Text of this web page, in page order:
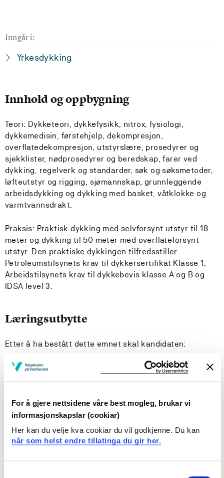
For å gjere nettsidene våre best mogleg, brukar vi
informasjonskapslar (cookiar)
Her kan du velje kva cookiar du vil godkjenne. Du kan
når som helst endre tillatinga du gir her.
Inngår i:
Yrkesdykking
Innhold og oppbygning
Teori: Dykketeori, dykkefysikk, nitrox, fysiologi,
dykkemedisin, førstehjelp, dekompresjon,
overflatedekompresjon, utstyrslære, prosedyrer og
sjekklister, nødprosedyrer og beredskap, farer ved
dykking, regelverk og standarder, søk og søksmetoder,
løfteutstyr og rigging, sjømannskap, grunnleggende
arbeidsdykking og dykking med basket, våtklokke og
varmtvannsdrakt.
Praksis: Praktisk dykking med selvforsynt utstyr til 18
meter og dykking til 50 meter med overflateforsynt
utstyr. Den praktiske dykkingen tilfredsstiller
Petroleumstilsynets krav til dykkersertifikat Klasse 1,
Arbeidstilsynets krav til dykkebevis klasse A og B og
IDSA level 3.
Læringsutbytte
Etter å ha bestått dette emnet skal kandidaten:
Kunnskaper:
dykking.
Ha kunnskaper om vanlige typer utstyr og
dykkemetoder som brukes i yrkesdykking.
Ha grunnleggende kunnskaper om dykkeoperasjoner
der det brukes luft og nitrox som pustegass.